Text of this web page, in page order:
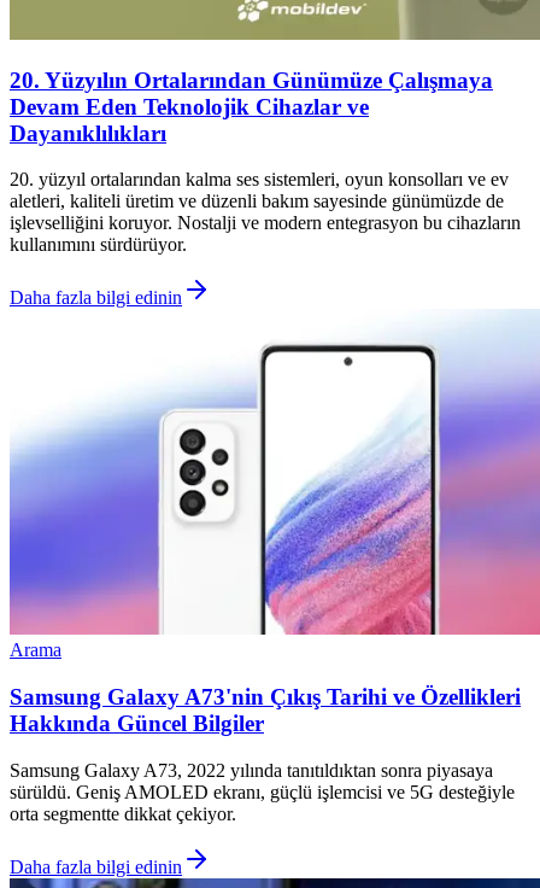
20. Yüzyılın Ortalarından Günümüze Çalışmaya
Devam Eden Teknolojik Cihazlar ve
Dayanıklılıkları
20. yüzyıl ortalarından kalma ses sistemleri, oyun konsolları ve ev
aletleri, kaliteli üretim ve düzenli bakım sayesinde günümüzde de
işlevselliğini koruyor. Nostalji ve modern entegrasyon bu cihazların
kullanımını sürdürüyor.
Daha fazla bilgi edinin
Arama
Samsung Galaxy A73'nin Çıkış Tarihi ve Özellikleri
Hakkında Güncel Bilgiler
Samsung Galaxy A73, 2022 yılında tanıtıldıktan sonra piyasaya
sürüldü. Geniş AMOLED ekranı, güçlü işlemcisi ve 5G desteğiyle
orta segmentte dikkat çekiyor.
Daha fazla bilgi edinin